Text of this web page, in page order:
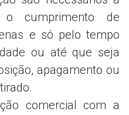
cumprimento de
e só pelo tempo
ou até que seja
apagamento ou
comercial com a